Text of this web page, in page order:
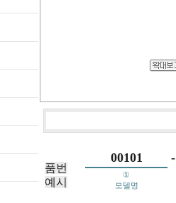
품번
예시
00101 -
①
모델명